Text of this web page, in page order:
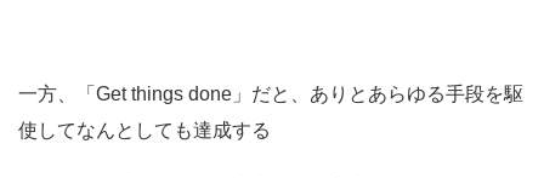
一方、「Get things done」だと、ありとあらゆる手段を駆
使してなんとしても達成する